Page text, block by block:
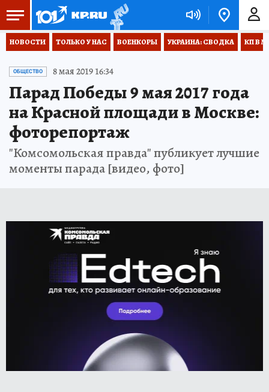
НОВОСТИ ТОЛЬКО У НАС ВОЕНКОРЫ УКРАИНА: СВОДКА КП В
ОБЩЕСТВО 8 мая 2019 16:34
Парад Победы 9 мая 2017 года
на Красной площади в Москве:
фоторепортаж
"Комсомольская правда" публикует лучшие
моменты парада [видео, фото]